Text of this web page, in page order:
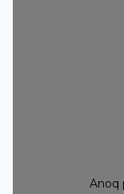
Anoq